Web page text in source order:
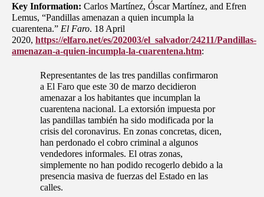
Key Information: Carlos Martínez, Óscar Martínez, and Efren
Lemus, “Pandillas amenazan a quien incumpla la
cuarentena.” El Faro. 18 April
2020, https://elfaro.net/es/202003/el_salvador/24211/Pandillas-
amenazan-a-quien-incumpla-la-cuarentena.htm:
Representantes de las tres pandillas confirmaron
a El Faro que este 30 de marzo decidieron
amenazar a los habitantes que incumplan la
cuarentena nacional. La extorsión impuesta por
las pandillas también ha sido modificada por la
crisis del coronavirus. En zonas concretas, dicen,
han perdonado el cobro criminal a algunos
vendedores informales. El otras zonas,
simplemente no han podido recogerlo debido a la
presencia masiva de fuerzas del Estado en las
calles.